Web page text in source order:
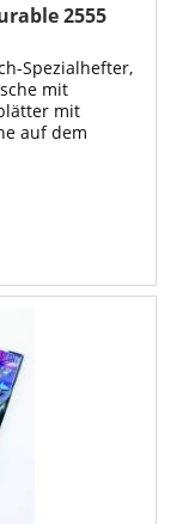
2555
Spezialhefter,
mit
mit
auf dem